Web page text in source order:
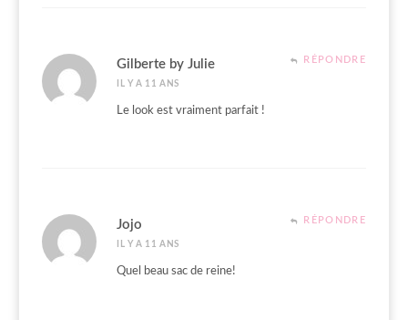
Gilberte by Julie
IL Y A 11 ANS
RÉPONDRE
Le look est vraiment parfait !
Jojo
IL Y A 11 ANS
RÉPONDRE
Quel beau sac de reine!